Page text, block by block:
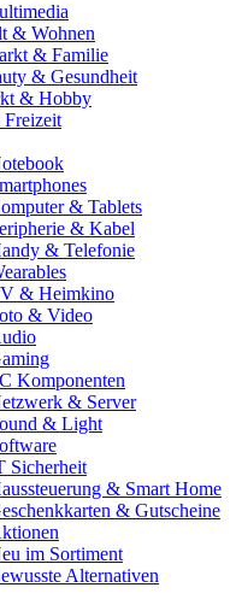
& Wohnen
& Familie
& Gesundheit
& Hobby
& Tablets
& Kabel
& Telefonie
& Heimkino
& Video
Komponenten
& Server
& Light
Sicherheit
& Smart Home
& Gutscheine
im Sortiment
Alternativen